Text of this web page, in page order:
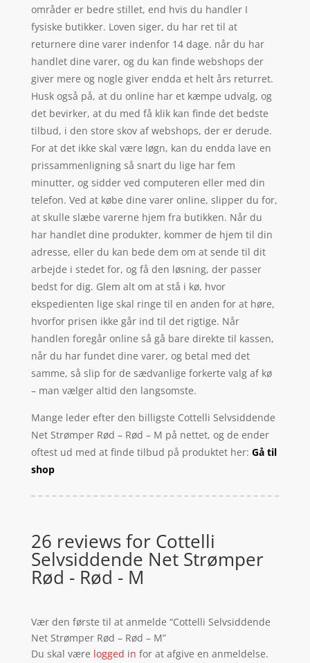
områder er bedre stillet, end hvis du handler I
fysiske butikker. Loven siger, du har ret til at
returnere dine varer indenfor 14 dage. når du har
handlet dine varer, og du kan finde webshops der
giver mere og nogle giver endda et helt års returret.
Husk også på, at du online har et kæmpe udvalg, og
det bevirker, at du med få klik kan finde det bedste
tilbud, i den store skov af webshops, der er derude.
For at det ikke skal være løgn, kan du endda lave en
prissammenligning så snart du lige har fem
minutter, og sidder ved computeren eller med din
telefon. Ved at købe dine varer online, slipper du for,
at skulle slæbe varerne hjem fra butikken. Når du
har handlet dine produkter, kommer de hjem til din
adresse, eller du kan bede dem om at sende til dit
arbejde i stedet for, og få den løsning, der passer
bedst for dig. Glem alt om at stå i kø, hvor
ekspedienten lige skal ringe til en anden for at høre,
hvorfor prisen ikke går ind til det rigtige. Når
handlen foregår online så gå bare direkte til kassen,
når du har fundet dine varer, og betal med det
samme, så slip for de sædvanlige forkerte valg af kø
– man vælger altid den langsomste.
Mange leder efter den billigste Cottelli Selvsiddende
Net Strømper Rød – Rød – M på nettet, og de ender
oftest ud med at finde tilbud på produktet her: Gå til
shop
26 reviews for Cottelli
Selvsiddende Net Strømper
Rød - Rød - M
Vær den første til at anmelde “Cottelli Selvsiddende
Net Strømper Rød – Rød – M”
Du skal være logged in for at afgive en anmeldelse.